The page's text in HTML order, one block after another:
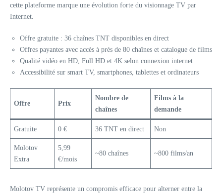
cette plateforme marque une évolution forte du visionnage TV par
Internet.
Offre gratuite : 36 chaînes TNT disponibles en direct
Offres payantes avec accès à près de 80 chaînes et catalogue de films
Qualité vidéo en HD, Full HD et 4K selon connexion internet
Accessibilité sur smart TV, smartphones, tablettes et ordinateurs
Offre Prix
Nombre de
chaînes
Films à la
demande
Gratuite 0 € 36 TNT en direct Non
Molotov
Extra
5,99
€/mois
~80 chaînes ~800 films/an
Molotov TV représente un compromis efficace pour alterner entre la